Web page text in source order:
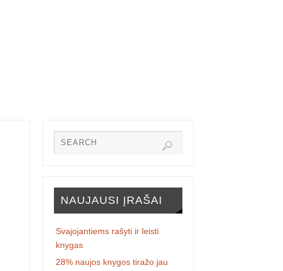
NAUJAUSI ĮRAŠAI
Svajojantiems rašyti ir leisti
knygas
28% naujos knygos tiražo jau